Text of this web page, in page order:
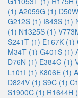
(1) A2059G (1)
G212S (1) I843S (1)
(1) N1325S (1)
S241T (1) E167K (1)
M34T (1) G401S (1)
D76N (1) E384G (1)
L101I (1) K806E (1)
D824V (1) S9C (1)
S1900C (1) R1644H